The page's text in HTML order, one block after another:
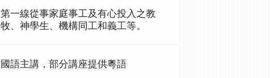
第一線從事家庭事工及有心投入之教
牧、神學生、機構同工和義工等。
國語主講，部分講座提供粵語